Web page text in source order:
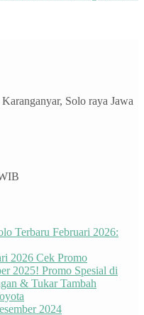
Solo raya Jawa
Terbaru Februari 2026:
2026 Cek Promo
2025! Promo Spesial di
& Tukar Tambah
2024